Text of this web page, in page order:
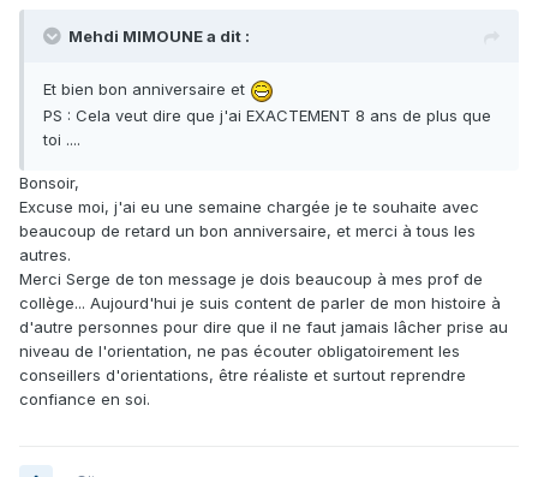
Mehdi MIMOUNE a dit :
Et bien bon anniversaire et
PS : Cela veut dire que j'ai EXACTEMENT 8 ans de plus que
toi ....
Bonsoir,
Excuse moi, j'ai eu une semaine chargée je te souhaite avec
beaucoup de retard un bon anniversaire, et merci à tous les
autres.
Merci Serge de ton message je dois beaucoup à mes prof de
collège... Aujourd'hui je suis content de parler de mon histoire à
d'autre personnes pour dire que il ne faut jamais lâcher prise au
niveau de l'orientation, ne pas écouter obligatoirement les
conseillers d'orientations, être réaliste et surtout reprendre
confiance en soi.